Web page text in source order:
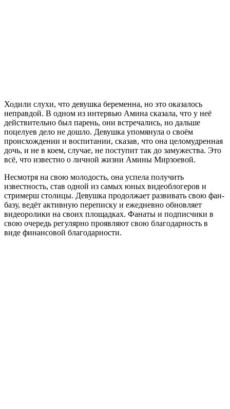
Ходили слухи, что девушка беременна, но это оказалось
неправдой. В одном из интервью Амина сказала, что у неё
действительно был парень, они встречались, но дальше
поцелуев дело не дошло. Девушка упомянула о своём
происхождении и воспитании, сказав, что она целомудренная
дочь, и не в коем, случае, не поступит так до замужества. Это
всё, что известно о личной жизни Амины Мирзоевой.
Несмотря на свою молодость, она успела получить
известность, став одной из самых юных видеоблогеров и
стримерш столицы. Девушка продолжает развивать свою фан-
базу, ведёт активную переписку и ежедневно обновляет
видеоролики на своих площадках. Фанаты и подписчики в
свою очередь регулярно проявляют свою благодарность в
виде финансовой благодарности.